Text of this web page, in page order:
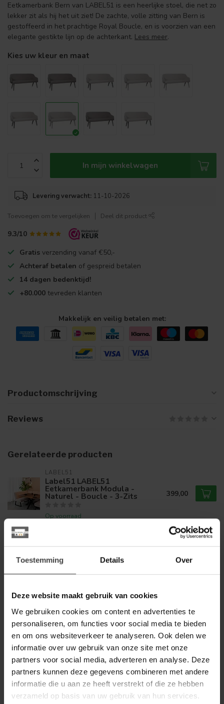
Toestemming Details Over
Deze website maakt gebruik van cookies
We gebruiken cookies om content en advertenties te
personaliseren, om functies voor social media te bieden
en om ons websiteverkeer te analyseren. Ook delen we
informatie over uw gebruik van onze site met onze
partners voor social media, adverteren en analyse. Deze
partners kunnen deze gegevens combineren met andere
informatie die u aan ze heeft verstrekt of die ze hebben
verzameld op basis van uw gebruik van hun services.
Eetkamerbank Bern van LABEL51 is een heerlijke stoel, die net zo
lekker zit als hij het uit ziet! De zachte, volle zitting van Bern is
gestoffeerd in het prachtige Royal Boucle, en is voorzien van een
elegante gestikte lijn op de achterkant. Lees meer.
Kies uw kleur en maat
In mijn winkelwagen
Levering verwacht: 11-10-2026
Toevoegen om te vergelijken Deel dit product
9.3/10
Gratis verzending vanaf €50,-
Achteraf betalen of gespreid betalen
14 dagen bedenktijd!
+80.000 tevreden klanten
Makkelijk en veilig betalen met:
Productomschrijving
Reviews
Gerelateerde producten
LABEL51
Label51 LABEL51
Eetkamerbank Modula -
Naturel - Boucle - 3-Zits
Op voorraad
399,00
Label51 LABEL51
Eetkamerbank Modula -
Naturel - Boucle - 2-Zits 319,00
WOONSTIJL
WoonStijl Hoekbank Raster
links Hoven zand-bruin
Op voorraad
1.099,00
WOONSTIJL
WoonStijl Eetkamerbank
Raster 180 cm boucle Zand 599,00